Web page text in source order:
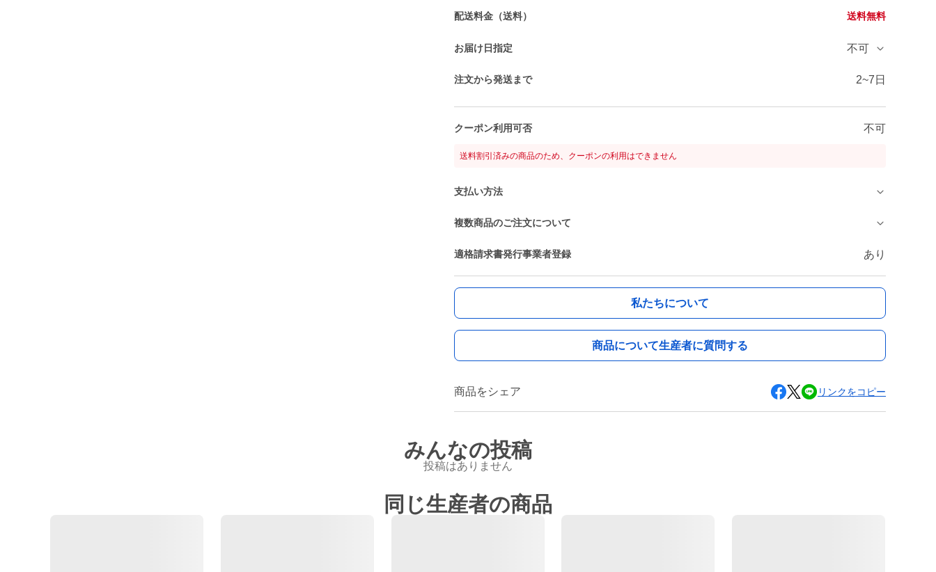
配送料金（送料） 送料無料
お届け日指定 不可
注文から発送まで 2~7日
クーポン利用可否 不可
送料割引済みの商品のため、クーポンの利用はできません
支払い方法
複数商品のご注文について
適格請求書発行事業者登録 あり
私たちについて
商品について生産者に質問する
商品をシェア リンクをコピー
みんなの投稿
投稿はありません
同じ生産者の商品